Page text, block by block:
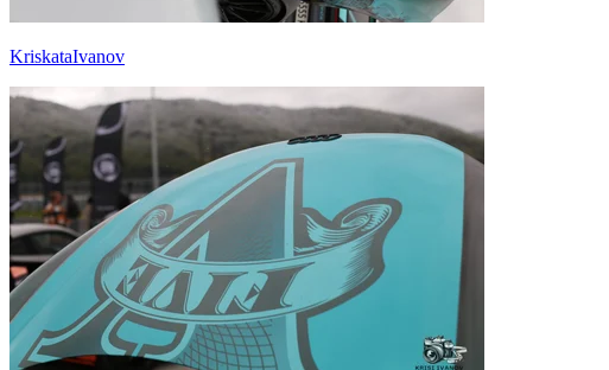
KriskataIvanov